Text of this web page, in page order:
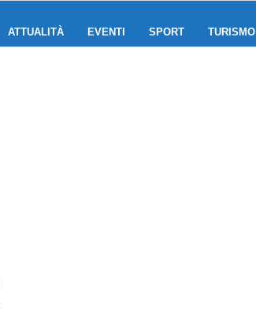
ATTUALITÀ EVENTI SPORT TURISMO